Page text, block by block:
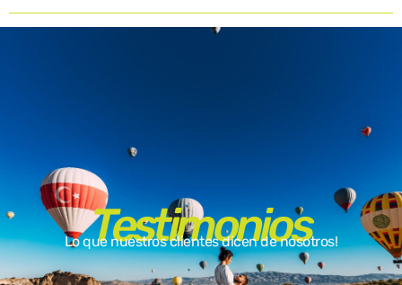
Testimonios
Lo que nuestros clientes dicen de nosotros!